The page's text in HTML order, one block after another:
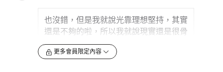
的一段期間，然後您剛好經歷了這段期
間。
0 3y
也沒錯，但是我就說光靠理想堅持，其實
還是不夠的啦，所以我就說現實還是很骨
感的。在堅持理想的過程裡面，我真的覺
得還是要不斷的去想那個商業模式是什
更多會員限定內容